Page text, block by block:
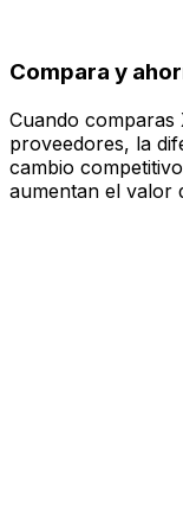
Compara y
Cuando
proveedores, la
cambio
aumentan el valor